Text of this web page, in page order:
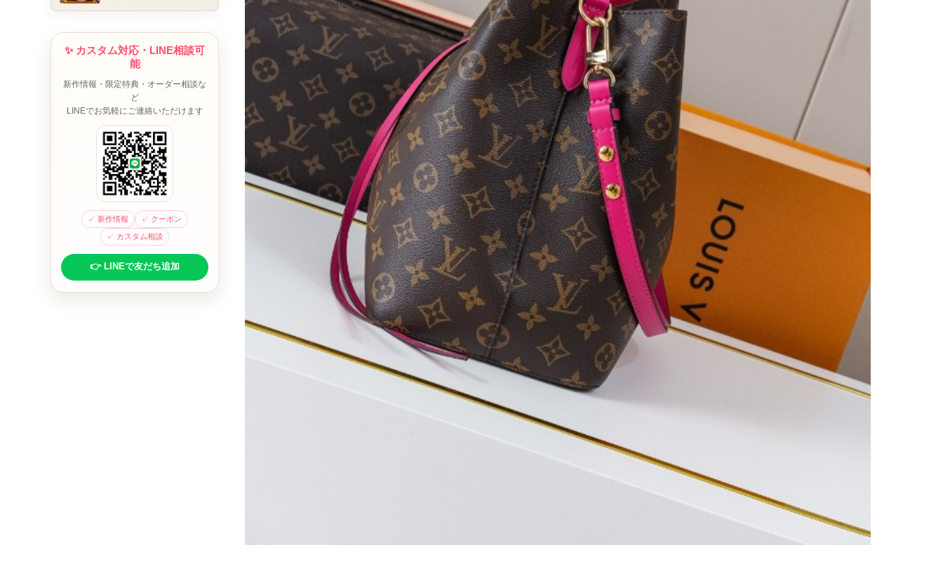
✨ カスタム対応・LINE相談可
能
新作情報・限定特典・オーダー相談な
ど
LINEでお気軽にご連絡いただけます
✓ 新作情報 ✓ クーポン
✓ カスタム相談
👉 LINEで友だち追加